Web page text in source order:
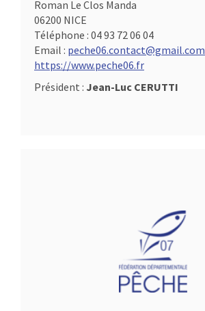
Roman Le Clos Manda
06200 NICE
Téléphone : 04 93 72 06 04
Email : peche06.contact@gmail.com
https://www.peche06.fr
Président : Jean-Luc CERUTTI